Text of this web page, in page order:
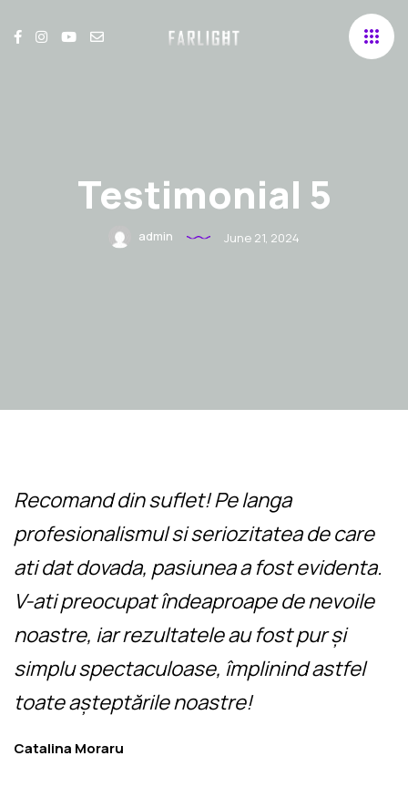
Instagram
Testimonial 5
admin June 21, 2024
Recomand din suflet! Pe langa
profesionalismul si seriozitatea de care
ati dat dovada, pasiunea a fost evidenta.
V-ati preocupat îndeaproape de nevoile
noastre, iar rezultatele au fost pur și
simplu spectaculoase, împlinind astfel
toate așteptările noastre!
Catalina Moraru